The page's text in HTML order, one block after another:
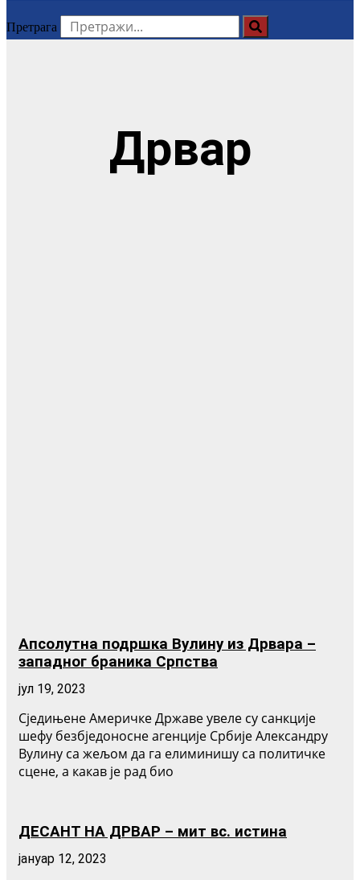
Претрага
Дрвар
Апсолутна подршка Вулину из Дрвара –
западног браника Српства
јул 19, 2023
Сједињене Америчке Државе увеле су санкције
шефу безбједоносне агенције Србије Александру
Вулину са жељом да га елиминишу са политичке
сцене, а какав је рад био
ДЕСАНТ НА ДРВАР – мит вс. истина
јануар 12, 2023